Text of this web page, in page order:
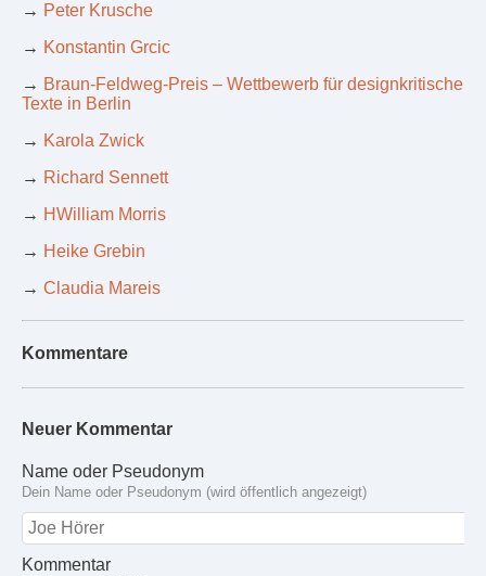
→ Peter Krusche
→ Konstantin Grcic
→ Braun-Feldweg-Preis – Wettbewerb für designkritische
Texte in Berlin
→ Karola Zwick
→ Richard Sennett
→ HWilliam Morris
→ Heike Grebin
→ Claudia Mareis
Kommentare
Neuer Kommentar
Name oder Pseudonym
Dein Name oder Pseudonym (wird öffentlich angezeigt)
Kommentar